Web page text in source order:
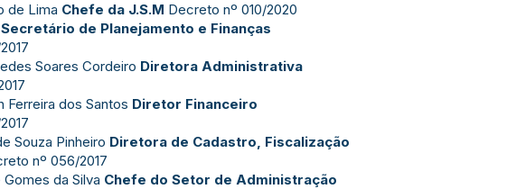
de Lima Chefe da J.S.M Decreto nº 010/2020
Secretário de Planejamento e Finanças
Soares Cordeiro Diretora Administrativa
Ferreira dos Santos Diretor Financeiro
Souza Pinheiro Diretora de Cadastro, Fiscalização
nº 056/2017
da Silva Chefe do Setor de Administração